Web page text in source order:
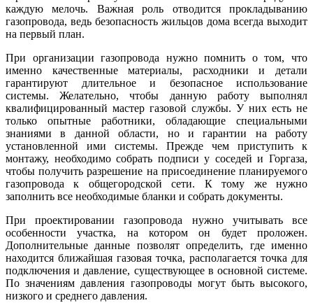
каждую мелочь. Важная роль отводится прокладыванию
газопровода, ведь безопасность жильцов дома всегда выходит
на первый план.
При организации газопровода нужно помнить о том, что
именно качественные материалы, расходники и детали
гарантируют длительное и безопасное использование
системы. Желательно, чтобы данную работу выполнял
квалифицированный мастер газовой службы. У них есть не
только опытные работники, обладающие специальными
знаниями в данной области, но и гарантии на работу
установленной ими системы. Прежде чем приступить к
монтажу, необходимо собрать подписи у соседей и Горгаза,
чтобы получить разрешение на присоединение планируемого
газопровода к общегородской сети. К тому же нужно
заполнить все необходимые бланки и собрать документы.
При проектировании газопровода нужно учитывать все
особенности участка, на котором он будет проложен.
Дополнительные данные позволят определить, где именно
находится ближайшая газовая точка, располагается точка для
подключения и давление, существующее в основной системе.
По значениям давления газопроводы могут быть высокого,
низкого и среднего давления.